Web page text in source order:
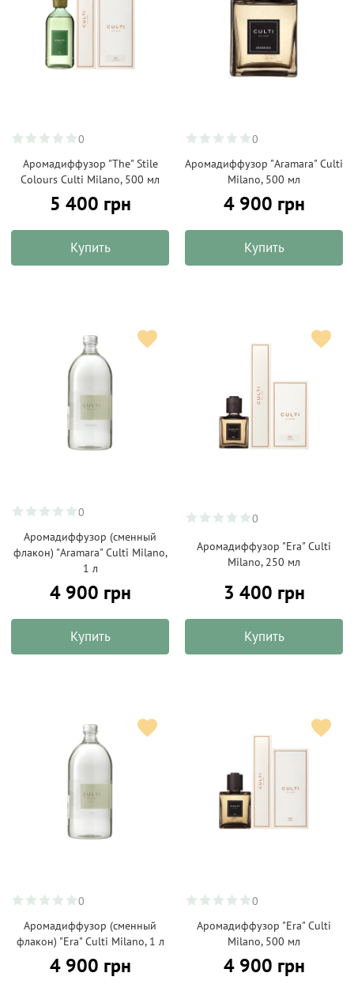
0
Аромадиффузор "The" Stile
Colours Culti Milano, 500 мл
5 400 грн
Купить
0
Аромадиффузор "Aramara" Culti
Milano, 500 мл
4 900 грн
Купить
0
Аромадиффузор (сменный
флакон) "Aramara" Culti Milano,
1 л
4 900 грн
Купить
0
Аромадиффузор "Era" Culti
Milano, 250 мл
3 400 грн
Купить
0
Аромадиффузор (сменный
флакон) "Era" Culti Milano, 1 л
4 900 грн
0
Аромадиффузор "Era" Culti
Milano, 500 мл
4 900 грн